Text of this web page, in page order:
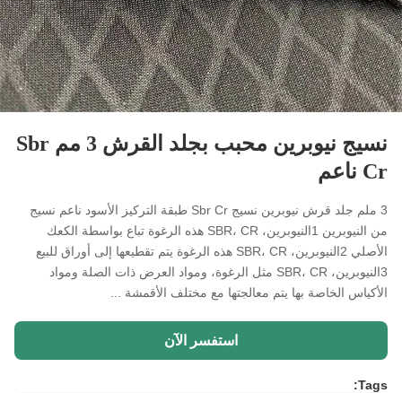
نسيج نيوبرين محبب بجلد القرش 3 مم Sbr
Cr ناعم
3 ملم جلد قرش نيوبرين نسيج Sbr Cr طبقة التركيز الأسود ناعم نسيج
من النيوبرين 1النيوبرين، SBR، CR هذه الرغوة تباع بواسطة الكعك
الأصلي 2النيوبرين، SBR، CR هذه الرغوة يتم تقطيعها إلى أوراق للبيع
3النيوبرين، SBR، CR مثل الرغوة، ومواد العرض ذات الصلة ومواد
الأكياس الخاصة بها يتم معالجتها مع مختلف الأقمشة ...
استفسر الآن
Tags: